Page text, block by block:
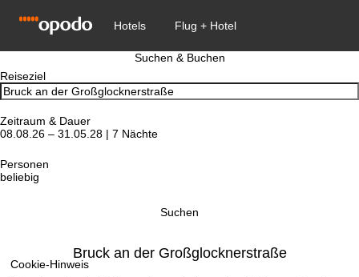
Cookie-Hinweis
Suchen & Buchen
Reiseziel
Zeitraum & Dauer
08.08.26 – 31.05.28 | 7 Nächte
Personen
beliebig
Suchen
Bruck an der Großglocknerstraße